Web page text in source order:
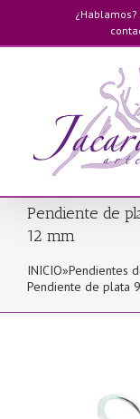
contenido
Pendiente de
12 mm
INICIO»Pendientes
Pendiente de plata